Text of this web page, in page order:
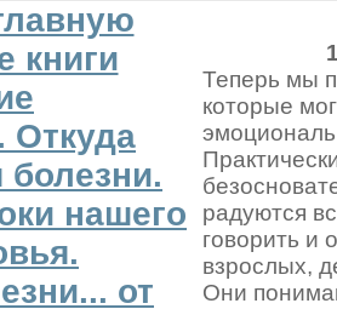
книги
Откуда
болезни.
нашего
от
Теперь мы
которые
радуются
говорить и
взрослых,
Они